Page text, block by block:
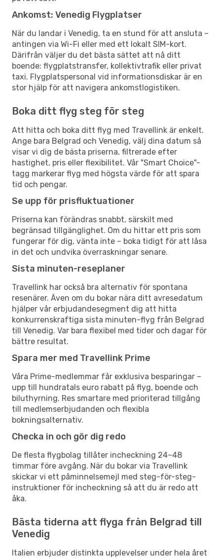
Ankomst: Venedig Flygplatser
När du landar i Venedig, ta en stund för att ansluta –
antingen via Wi-Fi eller med ett lokalt SIM-kort.
Därifrån väljer du det bästa sättet att nå ditt
boende: flygplatstransfer, kollektivtrafik eller privat
taxi. Flygplatspersonal vid informationsdiskar är en
stor hjälp för att navigera ankomstlogistiken.
Boka ditt flyg steg för steg
Att hitta och boka ditt flyg med Travellink är enkelt.
Ange bara Belgrad och Venedig, välj dina datum så
visar vi dig de bästa priserna, filtrerade efter
hastighet, pris eller flexibilitet. Vår "Smart Choice"-
tagg markerar flyg med högsta värde för att spara
tid och pengar.
Se upp för prisfluktuationer
Priserna kan förändras snabbt, särskilt med
begränsad tillgänglighet. Om du hittar ett pris som
fungerar för dig, vänta inte – boka tidigt för att låsa
in det och undvika överraskningar senare.
Sista minuten-reseplaner
Travellink har också bra alternativ för spontana
resenärer. Även om du bokar nära ditt avresedatum
hjälper vår erbjudandesegment dig att hitta
konkurrenskraftiga sista minuten-flyg från Belgrad
till Venedig. Var bara flexibel med tider och dagar för
bättre resultat.
Spara mer med Travellink Prime
Våra Prime-medlemmar får exklusiva besparingar –
upp till hundratals euro rabatt på flyg, boende och
biluthyrning. Res smartare med prioriterad tillgång
till medlemserbjudanden och flexibla
bokningsalternativ.
Checka in och gör dig redo
De flesta flygbolag tillåter incheckning 24–48
timmar före avgång. När du bokar via Travellink
skickar vi ett påminnelsemejl med steg-för-steg-
instruktioner för incheckning så att du är redo att
åka.
Bästa tiderna att flyga från Belgrad till
Venedig
Italien erbjuder distinkta upplevelser under hela året